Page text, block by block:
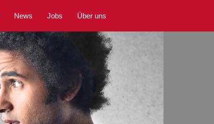
News Jobs Über uns